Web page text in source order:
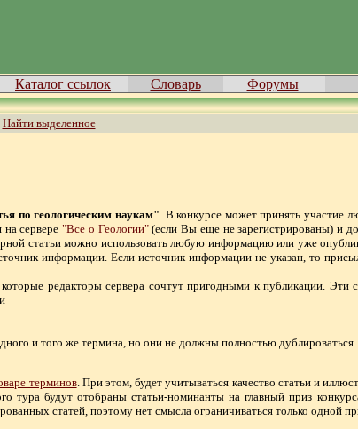
Каталог ссылок Словарь Форумы
Найти выделенное
по геологическим наукам" . В конкурсе может принять участие
на сервере"Все о Геологии"(если Вы еще не зарегистрированы) и
статьи можно использовать любую информацию или уже
информации. Если источник информации не указан, то
редакторы сервера сочтут пригодными к публикации. Эти
и того же термина, но они не должны полностью дублироваться.
терминов. При этом, будет учитываться качество статьи и
тура будут отобраны статьи-номинанты на главный приз
статей, поэтому нет смысла ограничиваться только одной